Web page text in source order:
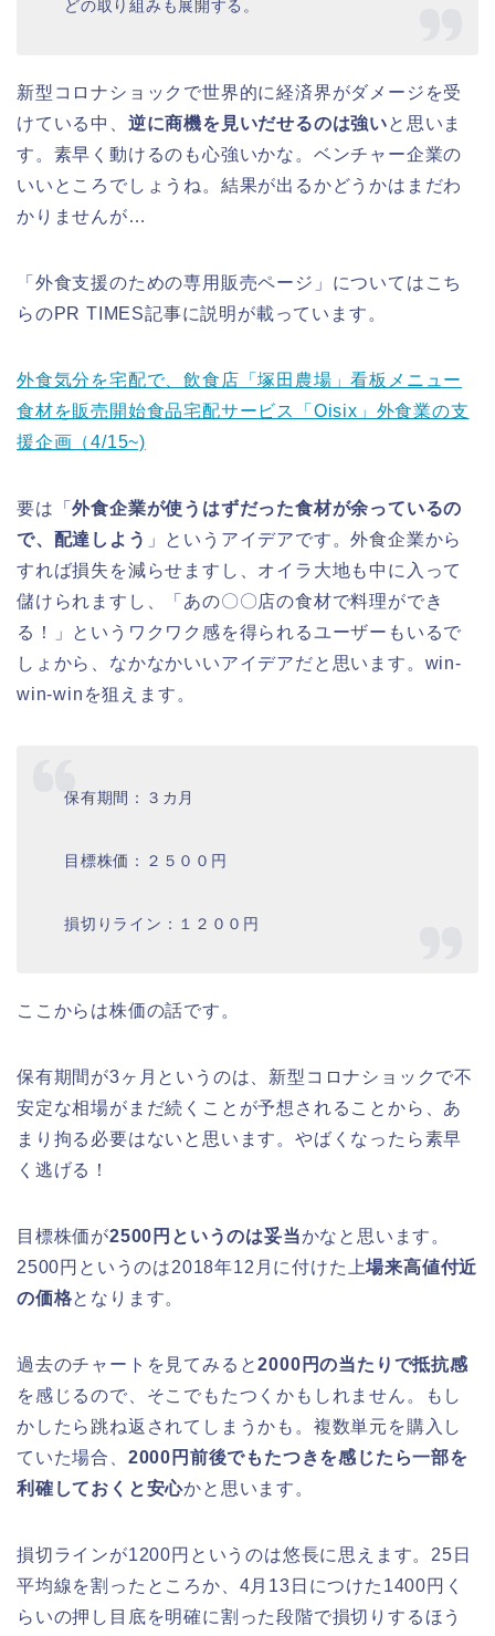
どの取り組みも展開する。
新型コロナショックで世界的に経済界がダメージを受
けている中、 逆に商機を見いだせるのは強いと思いま
す。素早く動けるのも心強いかな。ベンチャー企業の
いいところでしょうね。結果が出るかどうかはまだわ
かりませんが…
「外食支援のための専用販売ページ」についてはこち
らのPR TIMES記事に説明が載っています。
外食気分を宅配で、飲食店「塚田農場」看板メニュー
食材を販売開始食品宅配サービス「Oisix」外食業の支
援企画（4/15~)
要は「外食企業が使うはずだった食材が余っているの
で、配達しよう 」というアイデアです。外食企業から
すれば損失を減らせますし、オイラ大地も中に入って
儲けられますし、「あの〇〇店の食材で料理ができ
る！」というワクワク感を得られるユーザーもいるで
しょから、なかなかいいアイデアだと思います。win-
win-winを狙えます。
保有期間：３カ月
目標株価：２５００円
損切りライン：１２００円
ここからは株価の話です。
保有期間が3ヶ月というのは、新型コロナショックで不
安定な相場がまだ続くことが予想されることから、あ
まり拘る必要はないと思います。やばくなったら素早
く逃げる！
目標株価が2500円というのは妥当かなと思います。
2500円というのは2018年12月に付けた上場来高値付近
の価格となります。
過去のチャートを見てみると2000円の当たりで抵抗感
を感じるので、そこでもたつくかもしれません。もし
かしたら跳ね返されてしまうかも。複数単元を購入し
ていた場合、 2000円前後でもたつきを感じたら一部を
利確しておくと安心かと思います。
損切ラインが1200円というのは悠長に思えます。25日
平均線を割ったところか、4月13日につけた1400円く
らいの押し目底を明確に割った段階で損切りするほう